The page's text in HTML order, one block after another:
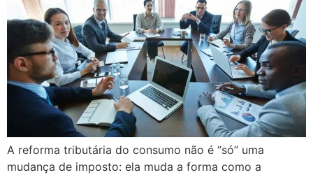
A reforma tributária do consumo não é “só” uma
mudança de imposto: ela muda a forma como a